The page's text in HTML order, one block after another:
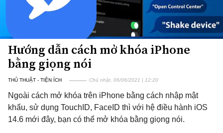
Hướng dẫn cách mở khóa iPhone
bằng giọng nói
THỦ THUẬT - TIỆN ÍCH Chủ nhật, 06/06/2021 | 12:20
Ngoài cách mở khóa trên iPhone bằng cách nhập mật
khẩu, sử dụng TouchID, FaceID thì với hệ điều hành iOS
14.6 mới đây, bạn có thể mở khóa bằng giọng nói.